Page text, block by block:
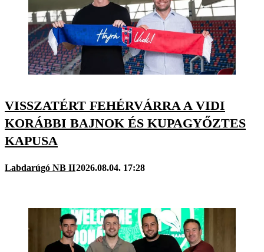
VISSZATÉRT FEHÉRVÁRRA A VIDI
KORÁBBI BAJNOK ÉS KUPAGYŐZTES
KAPUSA
Labdarúgó NB II2026.08.04. 17:28